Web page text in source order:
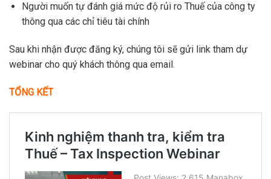
Người muốn tự đánh giá mức độ rủi ro Thuế của công ty
thông qua các chỉ tiêu tài chính
Sau khi nhận được đăng ký, chúng tôi sẽ gửi link tham dự
webinar cho quý khách thông qua email.
TỔNG KẾT